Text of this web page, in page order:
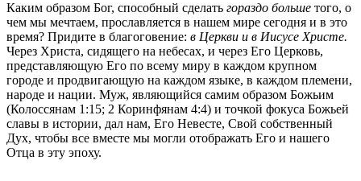
Каким образом Бог, способный сделать гораздо больше того, о
чем мы мечтаем, прославляется в нашем мире сегодня и в это
время? Придите в благоговение: в Церкви и в Иисусе Христе.
Через Христа, сидящего на небесах, и через Его Церковь,
представляющую Его по всему миру в каждом крупном
городе и продвигающую на каждом языке, в каждом племени,
народе и нации. Муж, являющийся самим образом Божьим
(Колоссянам 1:15; 2 Коринфянам 4:4) и точкой фокуса Божьей
славы в истории, дал нам, Его Невесте, Свой собственный
Дух, чтобы все вместе мы могли отображать Его и нашего
Отца в эту эпоху.